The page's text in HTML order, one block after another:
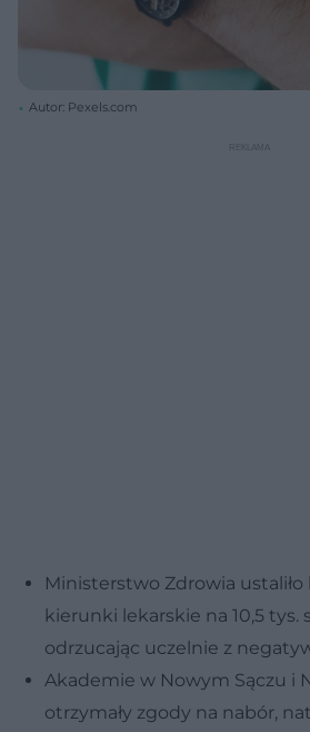
Autor: Pexels.com
Ministerstwo Zdrowia
kierunki lekarskie na 10,5 tys.
odrzucając uczelnie z
Akademie w Nowym Sączu i
otrzymały zgody na nabór,